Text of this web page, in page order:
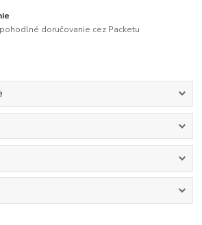
doručovanie cez Packetu